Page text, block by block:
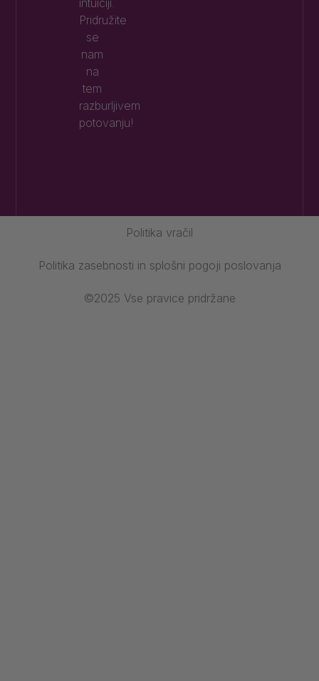
Pridružite
se
nam
na
tem
razburljivem
potovanju!
Politika vračil
Politika zasebnosti in splošni pogoji poslovanja
©2025 Vse pravice pridržane